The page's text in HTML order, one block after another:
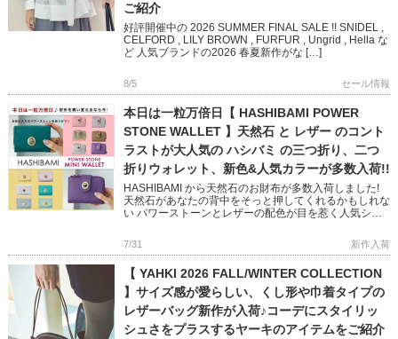
ご紹介
好評開催中の 2026 SUMMER FINAL SALE !! SNIDEL ,
CELFORD , LILY BROWN , FURFUR , Ungrid , Hella な
ど 人気ブランドの2026 春夏新作がな […]
8/5 セール情報
本日は一粒万倍日【 HASHIBAMI POWER
STONE WALLET 】天然石 と レザー のコント
ラストが大人気の ハシバミ の三つ折り、二つ
折りウォレット、新色&人気カラーが多数入荷!!
HASHIBAMI から天然石のお財布が多数入荷しました!
天然石があなたの背中をそっと押してくれるかもしれな
い パワーストーンとレザーの配色が目を惹く人気シリ
7/31 新作入荷
【 YAHKI 2026 FALL/WINTER COLLECTION
】サイズ感が愛らしい、くし形や巾着タイプの
レザーバッグ新作が入荷♪コーデにスタイリッ
シュさをプラスするヤーキのアイテムをご紹介